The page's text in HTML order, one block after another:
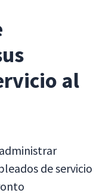
al
de servicio